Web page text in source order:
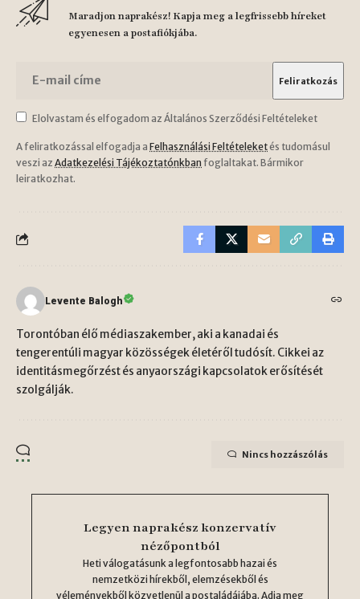
Maradjon naprakész! Kapja meg a legfrissebb híreket
egyenesen a postafiókjába.
Elolvastam és elfogadom az Általános Szerződési Feltételeket
A feliratkozással elfogadja a Felhasználási Feltételeketés tudomásul
veszi az Adatkezelési Tájékoztatónkban foglaltakat. Bármikor
leiratkozhat.
Levente Balogh
Torontóban élő médiaszakember, aki a kanadai és
tengerentúli magyar közösségek életéről tudósít. Cikkei az
identitásmegőrzést és anyaországi kapcsolatok erősítését
szolgálják.
Nincs hozzászólás
Legyen naprakész konzervatív
nézőpontból
Heti válogatásunk a legfontosabb hazai és
nemzetközi hírekből, elemzésekből és
véleményekből közvetlenül a postaládájába. Adja meg